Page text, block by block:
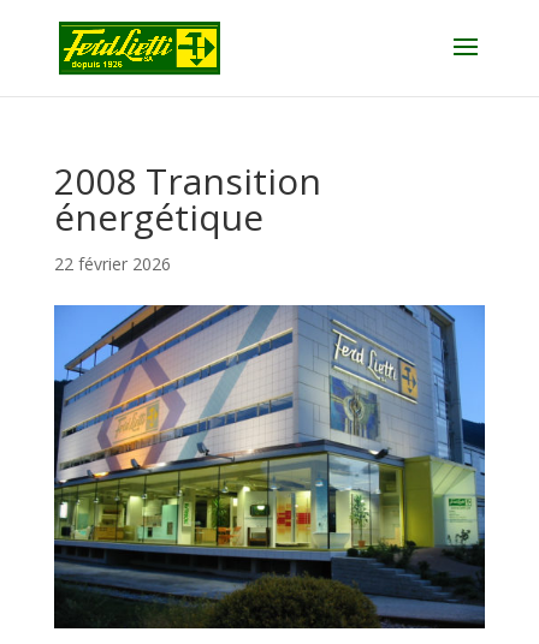
2008 Transition
énergétique
22 février 2026